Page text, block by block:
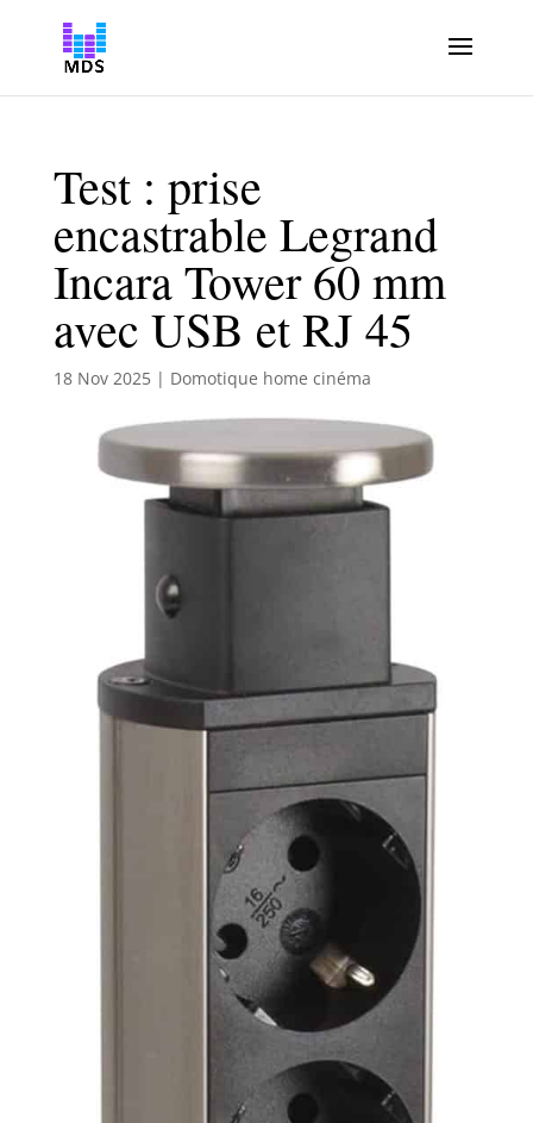
Test : prise
encastrable Legrand
Incara Tower 60 mm
avec USB et RJ 45
18 Nov 2025| Domotique home cinéma